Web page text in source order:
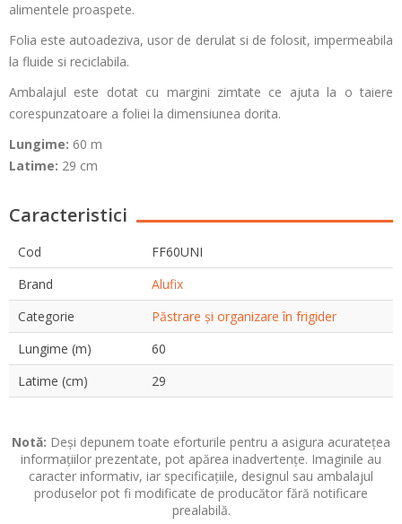
alimentele proaspete.
Folia este autoadeziva, usor de derulat si de folosit, impermeabila
la fluide si reciclabila.
Ambalajul este dotat cu margini zimtate ce ajuta la o taiere
corespunzatoare a foliei la dimensiunea dorita.
Lungime: 60 m
Latime: 29 cm
Caracteristici
Cod
FF60UNI
Brand
Alufix
Categorie
Păstrare și organizare în frigider
Lungime (m)
60
Latime (cm)
29
Notă: Deși depunem toate eforturile pentru a asigura acuratețea
informațiilor prezentate, pot apărea inadvertențe. Imaginile au
caracter informativ, iar specificațiile, designul sau ambalajul
produselor pot fi modificate de producător fără notificare
prealabilă.